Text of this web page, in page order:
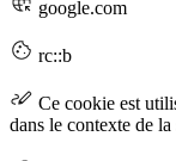
google.com
rc::b
Ce cookie est
dans le contexte de